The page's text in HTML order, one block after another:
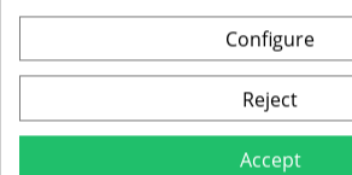
Material exterior (acoperire):
Greutate produs: 2 kg.
Fiti primul care isi scrie
Configure
Reject
Accept